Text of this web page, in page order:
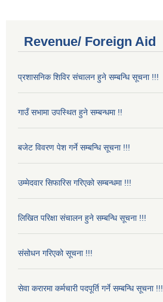
Revenue/ Foreign Aid
प्रशासनिक शिविर संचालन हुने सम्बन्धि सूचना !!!
गाउँ सभामा उपस्थित हुने सम्बन्धमा !!
बजेट विवरण पेश गर्ने सम्बन्धि सूचना !!!
उम्मेदवार सिफारिस गरिएको सम्बन्धमा !!!
लिखित परिक्षा संचालन हुने सम्बन्धि सूचना !!!
संसोधन गरिएको सूचना !!!
सेवा करारमा कर्मचारी पदपूर्ति गर्ने सम्बन्धि सूचना !!!